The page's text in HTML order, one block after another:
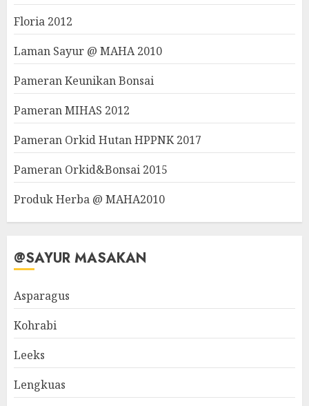
Floria 2012
Laman Sayur @ MAHA 2010
Pameran Keunikan Bonsai
Pameran MIHAS 2012
Pameran Orkid Hutan HPPNK 2017
Pameran Orkid&Bonsai 2015
Produk Herba @ MAHA2010
@SAYUR MASAKAN
Asparagus
Kohrabi
Leeks
Lengkuas